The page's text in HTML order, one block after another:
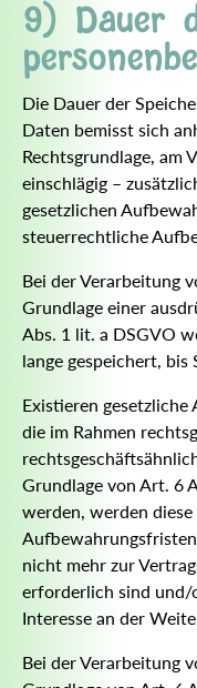
9) Dauer
Die Dauer der
Daten bemisst sich
Rechtsgrundlage, am
einschlägig –
gesetzlichen
steuerrechtliche
Bei der Verarbeitung
Grundlage einer
Abs. 1 lit. a DSGVO
lange gespeichert,
Existieren
die im Rahmen
Grundlage von Art. 6
werden, werden
nicht mehr zur
erforderlich sind und/
Interesse an der
Bei der Verarbeitung